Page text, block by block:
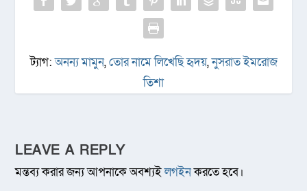
ট্যাগ:অনন্য মামুন,তোর নামে লিখেছি হৃদয়,নুসরাত ইমরোজ
তিশা
LEAVE A REPLY
মন্তব্য করার জন্য আপনাকে অবশ্যইলগইনকরতে হবে।